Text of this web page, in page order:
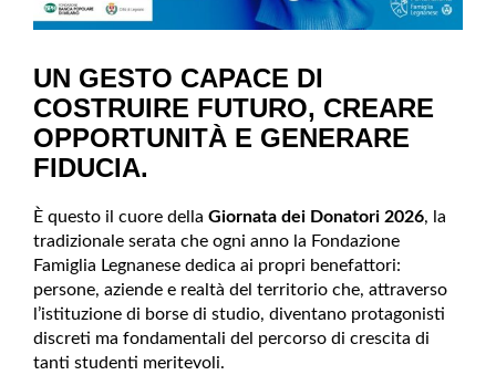
UN GESTO CAPACE DI
COSTRUIRE FUTURO, CREARE
OPPORTUNITÀ E GENERARE
FIDUCIA.
È questo il cuore della Giornata dei Donatori 2026, la
tradizionale serata che ogni anno la Fondazione
Famiglia Legnanese dedica ai propri benefattori:
persone, aziende e realtà del territorio che, attraverso
l’istituzione di borse di studio, diventano protagonisti
discreti ma fondamentali del percorso di crescita di
tanti studenti meritevoli.